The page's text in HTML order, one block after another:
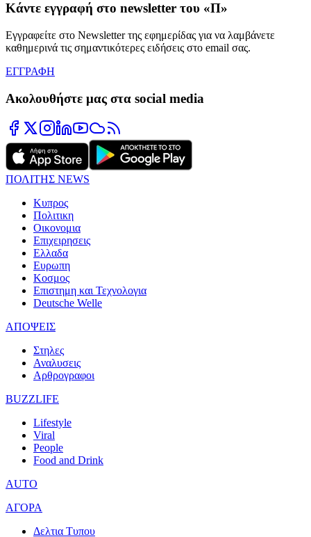
Κάντε εγγραφή στο newsletter του «Π»
Εγγραφείτε στο Newsletter της εφημερίδας για να λαμβάνετε
καθημερινά τις σημαντικότερες ειδήσεις στο email σας.
ΕΓΓΡΑΦΗ
Ακολουθήστε μας στα social media
ΠΟΛΙΤΗΣ NEWS
Κυπρος
Πολιτικη
Οικονομια
Επιχειρησεις
Ελλαδα
Ευρωπη
Κοσμος
Επιστημη και Τεχνολογια
Deutsche Welle
ΑΠΟΨΕΙΣ
Στηλες
Αναλυσεις
Αρθρογραφοι
BUZZLIFE
Lifestyle
Viral
People
Food and Drink
AUTO
ΑΓΟΡΑ
Δελτια Τυπου